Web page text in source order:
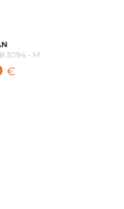
3094 - M
€